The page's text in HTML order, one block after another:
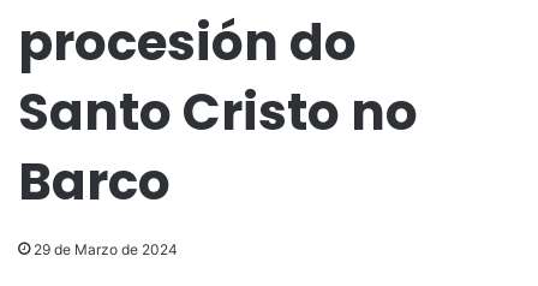
procesión do
Santo Cristo no
Barco
29 de Marzo de 2024